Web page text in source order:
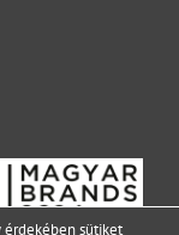
sütiket